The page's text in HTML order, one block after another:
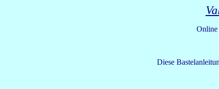
Online
Diese